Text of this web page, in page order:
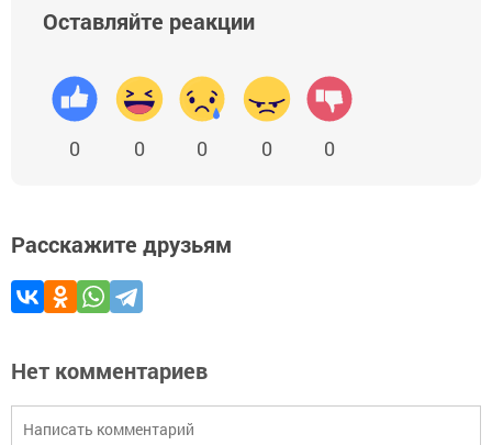
Оставляйте реакции
0 0 0 0 0
Расскажите друзьям
Нет комментариев